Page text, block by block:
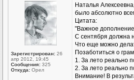
Зарегистрирован: 26
апр 2012, 19:45
Сообщения: 325
Откуда: Орел
Наталья
было абсолютно
Цитата:
"Важное
С сентября должна
Что еще можно
Позаботиться о
1. За лето реально
2. За лето реально
Внимание! В